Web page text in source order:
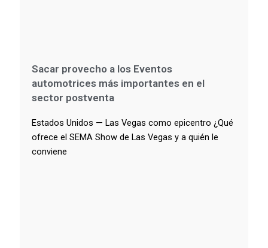
Sacar provecho a los Eventos
automotrices más importantes en el
sector postventa
Estados Unidos — Las Vegas como epicentro ¿Qué
ofrece el SEMA Show de Las Vegas y a quién le
conviene